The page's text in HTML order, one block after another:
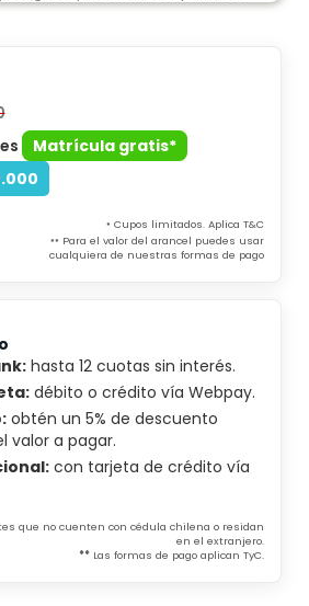
Matrícula gratis*
* Cupos limitados. Aplica T&C
** Para el valor del arancel puedes usar
cualquiera de nuestras formas de pago
hasta 12 cuotas sin interés.
débito o crédito vía Webpay.
obtén un 5% de descuento
valor a pagar.
con tarjeta de crédito vía
que no cuenten con cédula chilena o residan
en el extranjero.
** Las formas de pago aplican TyC.